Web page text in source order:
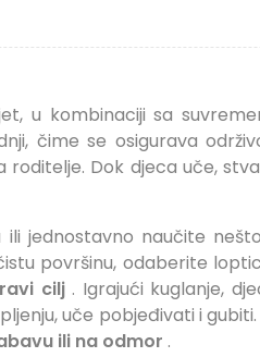
u kombinaciji sa
čime se osigurava
roditelje. Dok djeca uče,
ili jednostavno naučite
površinu, odaberite
cilj. Igrajući kuglanje,
uče pobjeđivati ​​i
ili na odmor .